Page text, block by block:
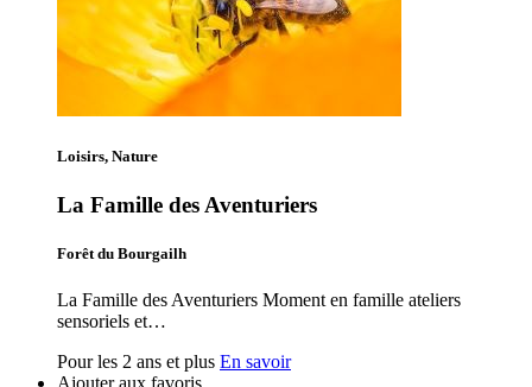
Loisirs, Nature
La Famille des Aventuriers
Forêt du Bourgailh
La Famille des Aventuriers Moment en famille ateliers
sensoriels et…
Pour les 2 ans et plus En savoir